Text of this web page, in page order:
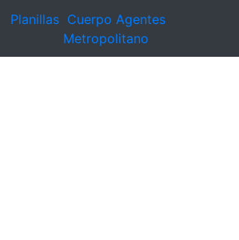
Planillas Cuerpo Agentes
Metropolitano